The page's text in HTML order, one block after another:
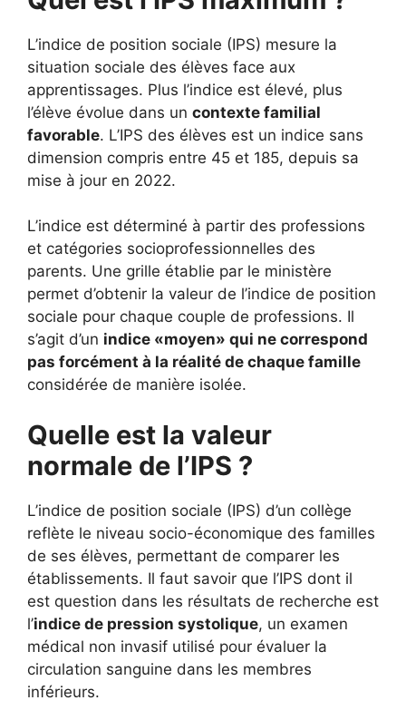
L’indice de position sociale (IPS) mesure la
situation sociale des élèves face aux
apprentissages. Plus l’indice est élevé, plus
l’élève évolue dans un contexte familial
favorable. L’IPS des élèves est un indice sans
dimension compris entre 45 et 185, depuis sa
mise à jour en 2022.
L’indice est déterminé à partir des professions
et catégories socioprofessionnelles des
parents. Une grille établie par le ministère
permet d’obtenir la valeur de l’indice de position
sociale pour chaque couple de professions. Il
s’agit d’un indice «moyen» qui ne correspond
pas forcément à la réalité de chaque famille
considérée de manière isolée.
Quelle est la valeur
normale de l’IPS ?
L’indice de position sociale (IPS) d’un collège
reflète le niveau socio-économique des familles
de ses élèves, permettant de comparer les
établissements. Il faut savoir que l’IPS dont il
est question dans les résultats de recherche est
l’indice de pression systolique, un examen
médical non invasif utilisé pour évaluer la
circulation sanguine dans les membres
inférieurs.